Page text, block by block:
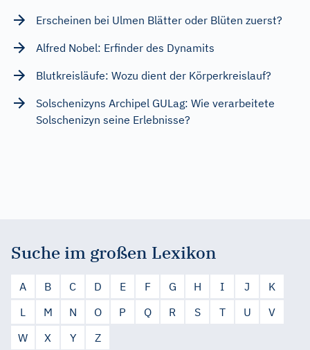
Erscheinen bei Ulmen Blätter oder Blüten zuerst?
Alfred Nobel: Erfinder des Dynamits
Blutkreisläufe: Wozu dient der Körperkreislauf?
Solschenizyns Archipel GULag: Wie verarbeitete
Solschenizyn seine Erlebnisse?
Suche im großen Lexikon
A B C D E F G H I J
K
L
M N O P Q R S T U
V
W
X Y Z